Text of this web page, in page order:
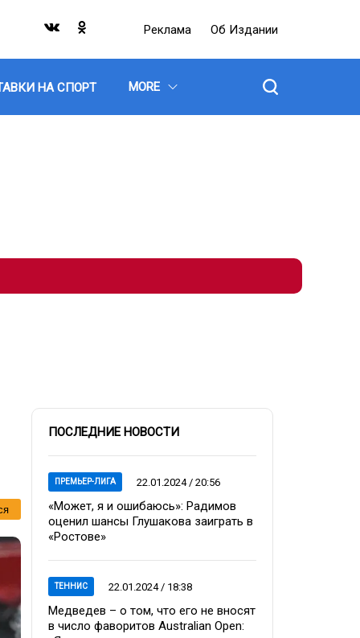
Реклама Об Издании
НА СПОРТ MORE
ПОСЛЕДНИЕ НОВОСТИ
ПРЕМЬЕР-ЛИГА 22.01.2024 / 20:56
«Может, я и ошибаюсь»: Радимов
оценил шансы Глушакова заиграть в
«Ростове»
ТЕННИС 22.01.2024 / 18:38
Медведев – о том, что его не вносят
в число фаворитов Australian Open: